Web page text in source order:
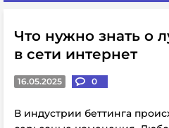
Что нужно знать о
в сети интернет
16.05.2025 0
В индустрии беттинга